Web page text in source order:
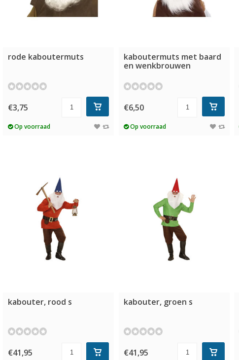
rode kaboutermuts
€3,75
Op voorraad
kaboutermuts met baard
en wenkbrouwen
€6,50
Op voorraad
kabouter, rood s
€41,95
kabouter, groen s
€41,95